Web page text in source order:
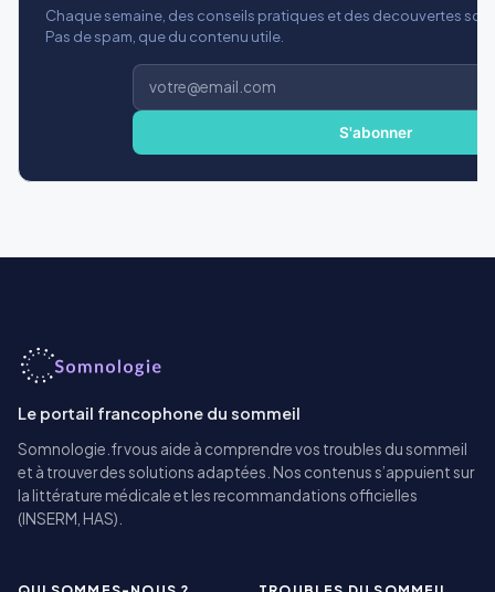
Chaque semaine, des conseils pratiques et des decouvertes
Pas de spam, que du contenu utile.
Adresse
e-
S'abonner
Le portail francophone du sommeil
Somnologie.fr vous aide à comprendre vos troubles du sommeil
et à trouver des solutions adaptées. Nos contenus s’appuient sur
la littérature médicale et les recommandations officielles
(INSERM, HAS).